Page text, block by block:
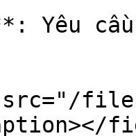
Yêu
files/